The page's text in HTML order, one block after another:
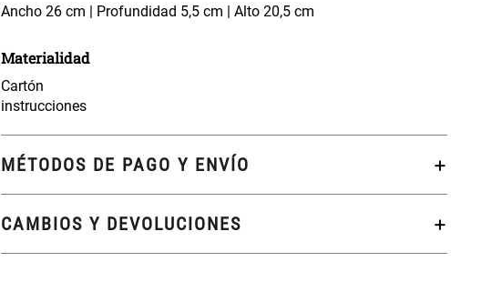
Ancho 26 cm | Profundidad 5,5 cm | Alto 20,5 cm
Materialidad
Cartón
instrucciones
MÉTODOS DE PAGO Y ENVÍO
CAMBIOS Y DEVOLUCIONES